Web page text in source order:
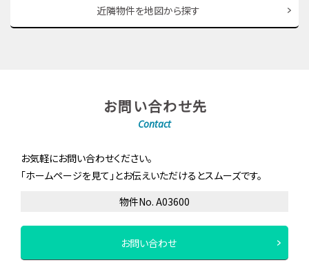
近隣物件を地図から探す
お問い合わせ先
Contact
お気軽にお問い合わせください。
「ホームページを見て」とお伝えいただけるとスムーズです。
物件No. A03600
お問い合わせ